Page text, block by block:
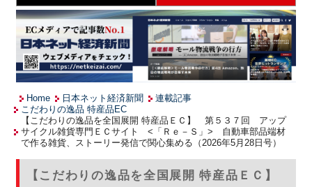
Home 日本ネット経済新聞
連載記事
こだわりの逸品 特産品EC
【こだわりの逸品を全国展開 特産品ＥＣ】 第５３７回 アップ
サイクル雑貨専門ＥＣサイト <「Ｒｅ－Ｓ」> 自動車部品端材
で作る雑貨、ストーリー発信で関心集める（2026年5月28日号）
【こだわりの逸品を全国展開 特産品ＥＣ】